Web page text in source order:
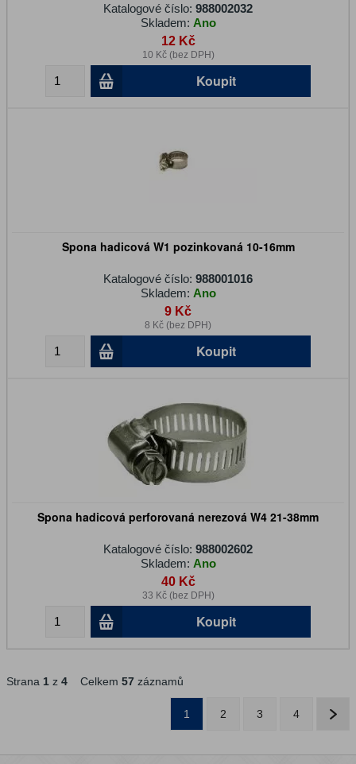
Katalogové číslo: 988002032
Skladem: Ano
12 Kč
10 Kč (bez DPH)
Koupit
Spona hadicová W1 pozinkovaná 10-16mm
Katalogové číslo: 988001016
Skladem: Ano
9 Kč
8 Kč (bez DPH)
Koupit
Spona hadicová perforovaná nerezová W4 21-38mm
Katalogové číslo: 988002602
Skladem: Ano
40 Kč
33 Kč (bez DPH)
Koupit
Strana 1 z 4 Celkem 57 záznamů
1 2 3 4